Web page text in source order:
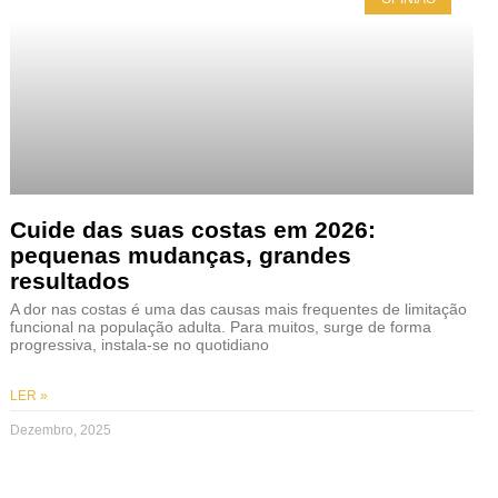
Cuide das suas costas em 2026:
pequenas mudanças, grandes
resultados
A dor nas costas é uma das causas mais frequentes de limitação
funcional na população adulta. Para muitos, surge de forma
progressiva, instala-se no quotidiano
LER »
Dezembro, 2025